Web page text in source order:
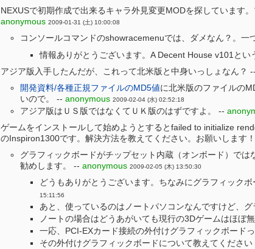
NEXUSで初期作成で出来るキャラ外見変更MODを探しています
anonymous 2009-01-31 (土) 10:00:08
コンソールコマンドのshowracemenuでは、ダメなん？。一
情報ありがとうございます。A Decent House v101と
アジア版入手したんだが、これって北米版と中身いっしょなん？ --
開発資料/各種正規ファイルのMD5値に北米版のファイルの
いので。 -- anonymous 2009-02-04 (水) 02:52:18
アジア版はＵＳ版ではなくてＵＫ版のはずですよ。 --
ゲームをインストールして始めようとするとfailed to initialize
のInspiron1300です。解決方法を教えてください。お願いします
グラフィックボードがチップセット内蔵（オンボード）で
勧めします。 -- anonymous 2009-02-05 (木) 13:50:30
どうもありがとうございます。ちなみにグラフィック
15:11:56
あと、使っているのはノートパソコンなんですけど、
ノートの場合はどうあがいても現行の3Dゲームはほぼ
一応、PCI-EXカード接続の外付けグラフィックボード
その外付けグラフィックボードについて教えてくださ